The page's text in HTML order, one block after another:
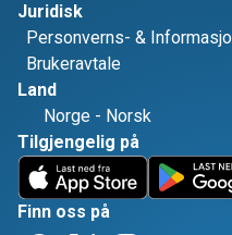
Juridisk
Personverns- &
Brukeravtale
Land
Norge - Norsk
Tilgjengelig på
Finn oss på